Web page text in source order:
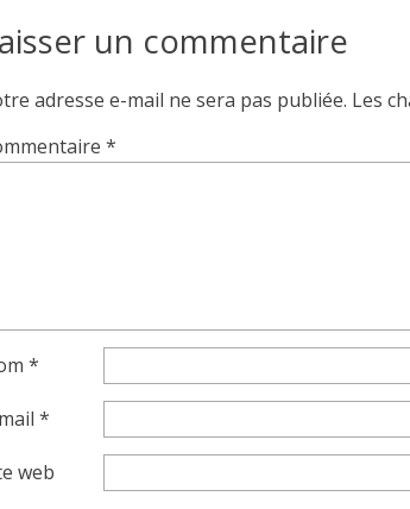
un commentaire
adresse e-mail ne sera pas publiée. Les
*
*
*
web